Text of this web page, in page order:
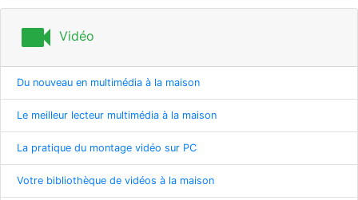
videocam Vidéo
Du nouveau en multimédia à la maison
Le meilleur lecteur multimédia à la maison
La pratique du montage vidéo sur PC
Votre bibliothèque de vidéos à la maison